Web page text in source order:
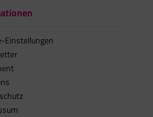
Einstellungen